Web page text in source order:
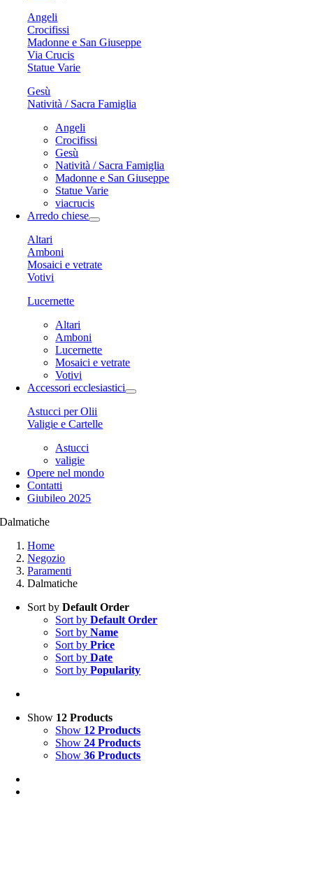
Angeli
Crocifissi
Madonne e San Giuseppe
Via Crucis
Statue Varie
Gesù
Natività / Sacra Famiglia
Angeli
Crocifissi
Gesù
Natività / Sacra Famiglia
Madonne e San Giuseppe
Statue Varie
viacrucis
Arredo chiese
Altari
Amboni
Mosaici e vetrate
Votivi
Lucernette
Altari
Amboni
Lucernette
Mosaici e vetrate
Votivi
Accessori ecclesiastici
Astucci per Olii
Valigie e Cartelle
Astucci
valigie
Opere nel mondo
Contatti
Giubileo 2025
Dalmatiche
Home
Negozio
Paramenti
Dalmatiche
Sort byDefault Order
Sort byDefault Order
Sort byName
Sort byPrice
Sort byDate
Sort byPopularity
Show 12 Products
Show 12 Products
Show24 Products
Show36 Products